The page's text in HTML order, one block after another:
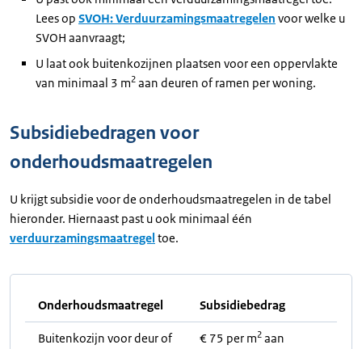
Lees op SVOH: Verduurzamingsmaatregelen voor welke u
SVOH aanvraagt;
U laat ook buitenkozijnen plaatsen voor een oppervlakte
van minimaal 3 m2 aan deuren of ramen per woning.
Subsidiebedragen voor
onderhoudsmaatregelen
U krijgt subsidie voor de onderhoudsmaatregelen in de tabel
hieronder. Hiernaast past u ook minimaal één
verduurzamingsmaatregel toe.
Onderhoudsmaatregel Subsidiebedrag
Buitenkozijn voor deur of
€ 75 per m2 aan